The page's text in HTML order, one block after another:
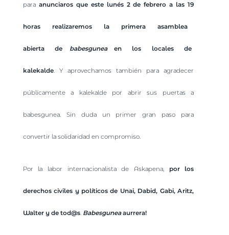
para anunciaros que este lunés 2 de febrero a las 19
horas realizaremos la primera asamblea
abierta de babesguneaen los locales de
kalekalde. Y aprovechamos también para agradecer
públicamente a kalekalde por abrir sus puertas a
babesgunea. Sin duda un primer gran paso para
convertir la solidaridad en compromiso.
Por la labor internacionalista de Askapena, por los
derechos civiles y políticos de Unai, Dabid, Gabi, Aritz,
Walter y de tod@s. Babesguneaaurrera!